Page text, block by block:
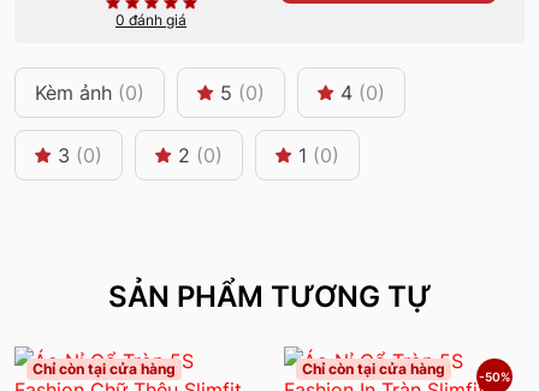
0 đánh giá
Kèm ảnh (0) 5 (0) 4 (0)
3 (0) 2 (0) 1 (0)
SẢN PHẨM TƯƠNG TỰ
Chỉ còn tại cửa hàng Chỉ còn tại cửa hàng -50%